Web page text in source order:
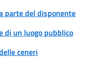
parte del disponente
di un luogo pubblico
ceneri